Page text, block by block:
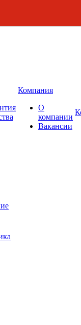
Компания
О
компании
Вакансии